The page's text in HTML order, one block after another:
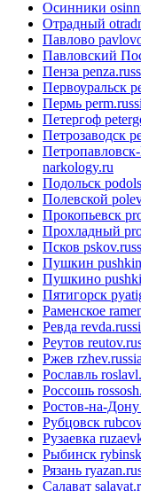
Осинники
Отрадный
Павлово
Павловский
Пенза
Первоуральск
Пермь
Петергоф
Петрозаводск
narkology.ru
Подольск
Полевской
Прокопьевск
Прохладный
Псков
Пушкин
Пушкино
Пятигорск
Раменское
Ревда
Реутов
Ржев
Рославль
Россошь
Ростов-на-Дону
Рубцовск
Рузаевка
Рыбинск
Рязань
Салават